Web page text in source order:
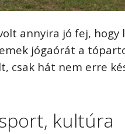
annyira jó fej, hogy
jógaórát a
csak hát nem erre
kultúra